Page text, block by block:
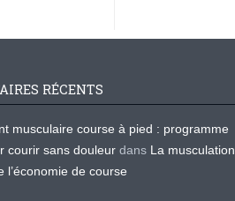
RÉCENTS
musculaire course à pied : programme
courir sans douleur dans La musculation
l’économie de course